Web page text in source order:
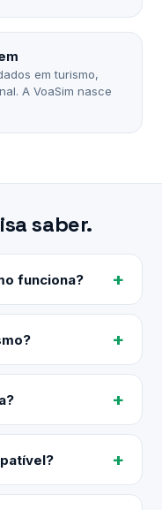
em turismo,
A VoaSim nasce
saber.
funciona?